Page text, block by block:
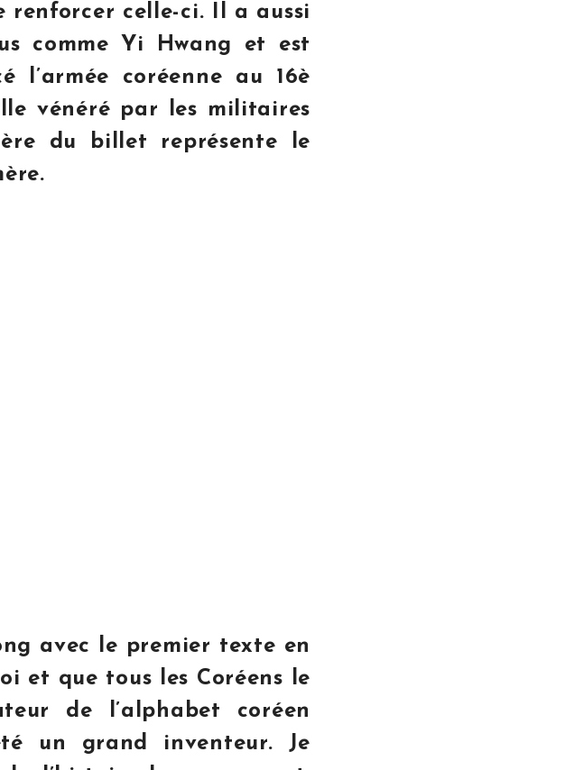
celle-ci. Il a aussi
comme Yi Hwang et est
l’armée coréenne au 16è
vénéré par les militaires
du billet représente le
avec le premier texte en
et que tous les Coréens le
de l’alphabet coréen
un grand inventeur. Je